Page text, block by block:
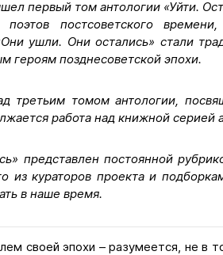
первый том антологии «Уйти.
постсоветского
ушли. Они остались» стали
позднесоветской эпохи.
третьим томом антологии,
работа над книжной серией
представлен постоянной
из кураторов проекта и
в наше время.
своей эпохи – разумеется, не в